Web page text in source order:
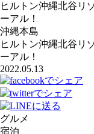
ヒルトン沖縄北谷リ
ーアル！
沖縄本島
ヒルトン沖縄北谷リ
ーアル！
2022.05.13
グルメ
宿泊